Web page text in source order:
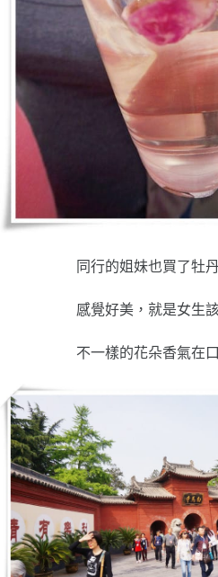
同行的姐妹也買了牡
感覺好美，就是女生
不一樣的花朵香氣在